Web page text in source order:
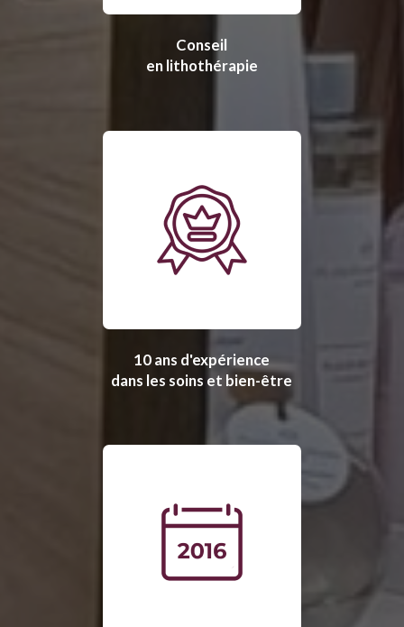
Conseil
en lithothérapie
10 ans d'expérience
dans les soins et bien-être